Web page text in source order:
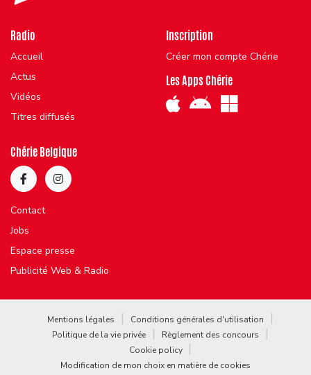
Radio
Accueil
Actus
Vidéos
Titres diffusés
Inscription
Créer mon compte Chérie
Les Apps Chérie
Chérie Belgique
Contact
Jobs
Espace presse
Publicité Web & Radio
Mentions légales
Conditions générales d'utilisation
Politique de la vie privée
Règlement des concours
Cookie policy
Modification de mon choix en matière de cookies